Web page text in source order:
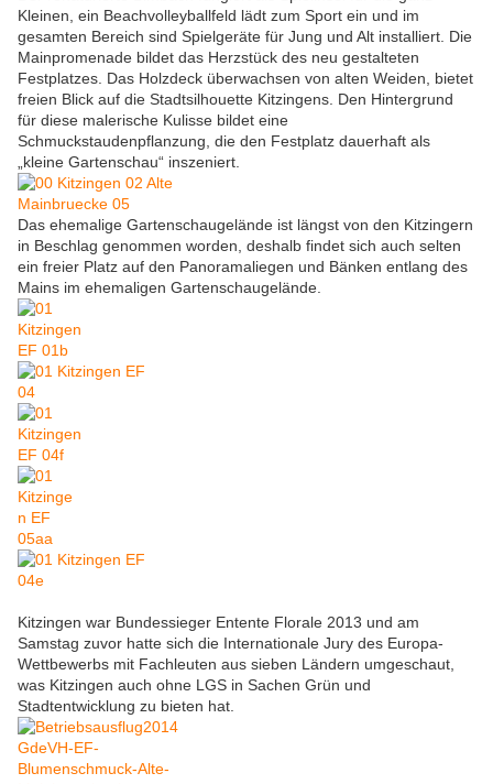
Kleinen, ein Beachvolleyballfeld lädt zum Sport ein und im
gesamten Bereich sind Spielgeräte für Jung und Alt installiert. Die
Mainpromenade bildet das Herzstück des neu gestalteten
Festplatzes. Das Holzdeck überwachsen von alten Weiden, bietet
freien Blick auf die Stadtsilhouette Kitzingens. Den Hintergrund
für diese malerische Kulisse bildet eine
Schmuckstaudenpflanzung, die den Festplatz dauerhaft als
„kleine Gartenschau“ inszeniert.
Das ehemalige Gartenschaugelände ist längst von den Kitzingern
in Beschlag genommen worden, deshalb findet sich auch selten
ein freier Platz auf den Panoramaliegen und Bänken entlang des
Mains im ehemaligen Gartenschaugelände.
Kitzingen war Bundessieger Entente Florale 2013 und am
Samstag zuvor hatte sich die Internationale Jury des Europa-
Wettbewerbs mit Fachleuten aus sieben Ländern umgeschaut,
was Kitzingen auch ohne LGS in Sachen Grün und
Stadtentwicklung zu bieten hat.